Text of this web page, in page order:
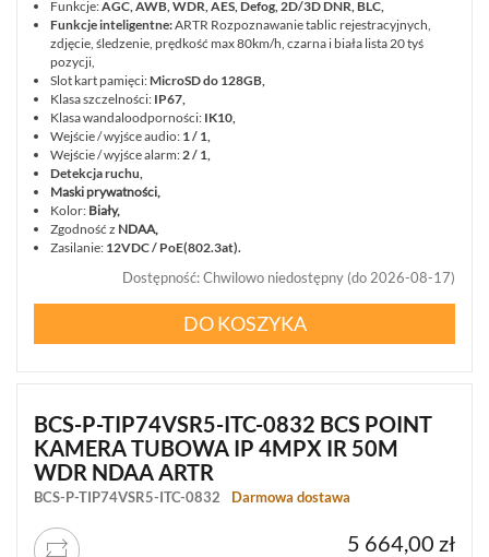
Funkcje:AGC, AWB, WDR, AES, Defog, 2D/3D DNR, BLC,
Funkcje inteligentne:ARTR Rozpoznawanie tablic rejestracyjnych,
zdjęcie, śledzenie, prędkość max 80km/h, czarna i biała lista 20 tyś
pozycji,
Slot kart pamięci:MicroSD do 128GB,
Klasa szczelności: IP67,
Klasa wandaloodporności: IK10,
Wejście / wyjśce audio: 1 / 1,
Wejście / wyjśce alarm:2 / 1,
Detekcja ruchu,
Maski prywatności,
Kolor: Biały,
Zgodność z NDAA,
Zasilanie: 12VDC / PoE(802.3at).
Dostępność:Chwilowo niedostępny (do 2026-08-17)
DO KOSZYKA
BCS-P-TIP74VSR5-ITC-0832 BCS POINT
KAMERA TUBOWA IP 4MPX IR 50M
WDR NDAA ARTR
BCS-P-TIP74VSR5-ITC-0832 Darmowa dostawa
5 664,00 zł